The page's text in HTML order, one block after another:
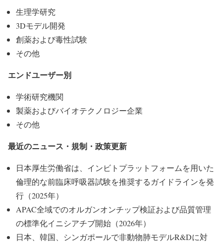
生理学研究
3Dモデル開発
創薬および毒性試験
その他
エンドユーザー別
学術研究機関
製薬およびバイオテクノロジー企業
その他
最近のニュース・規制・政策更新
日本厚生労働省は、インビトプラットフォームを用いた
倫理的な前臨床呼吸器試験を推奨するガイドラインを発
行（2025年）
APAC全域でのオルガンオンチップ検証および品質管理
の標準化イニシアチブ開始（2026年）
日本、韓国、シンガポールで非動物肺モデルR&Dに対